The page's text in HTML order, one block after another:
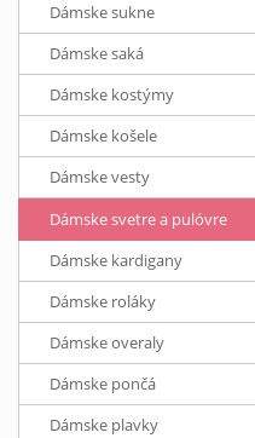
Dámske sukne
Dámske saká
Dámske kostýmy
Dámske košele
Dámske vesty
Dámske svetre a pulóvre
Dámske kardigany
Dámske roláky
Dámske overaly
Dámske pončá
Dámske plavky